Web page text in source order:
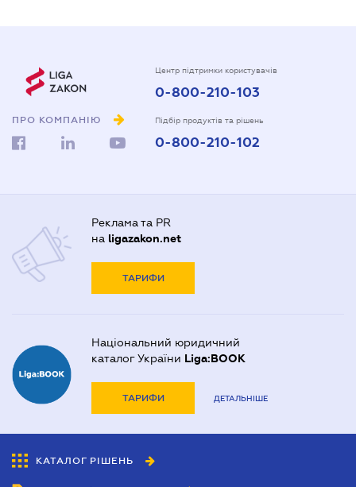
ПРО КОМПАНІЮ
Центр підтримки користувачів
0-800-210-103
Підбір продуктів та рішень
0-800-210-102
Реклама та PR
на ligazakon.net
ТАРИФИ
Національний юридичний
каталог України Liga:BOOK
ТАРИФИ ДЕТАЛЬНІШЕ
КАТАЛОГ РІШЕНЬ